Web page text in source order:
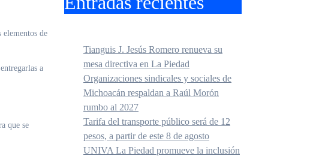
elementos de
a
que se
Tianguis J. Jesús Romero renueva su
mesa directiva en La Piedad
Organizaciones sindicales y sociales de
Michoacán respaldan a Raúl Morón
rumbo al 2027
Tarifa del transporte público será de 12
pesos, a partir de este 8 de agosto
UNIVA La Piedad promueve la inclusión